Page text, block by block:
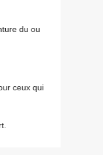
du ou
ceux qui